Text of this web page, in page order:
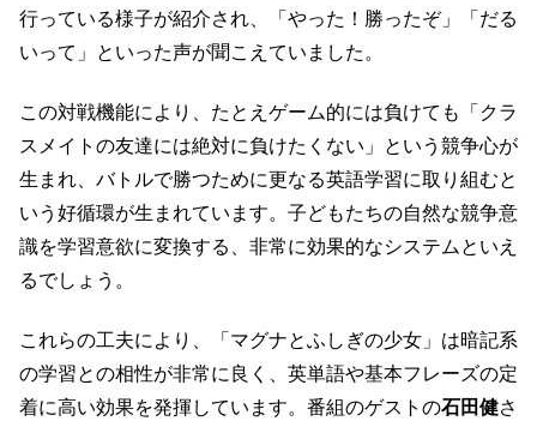
行っている様子が紹介され、「やった！勝ったぞ」「だる
いって」といった声が聞こえていました。
この対戦機能により、たとえゲーム的には負けても「クラ
スメイトの友達には絶対に負けたくない」という競争心が
生まれ、バトルで勝つために更なる英語学習に取り組むと
いう好循環が生まれています。子どもたちの自然な競争意
識を学習意欲に変換する、非常に効果的なシステムといえ
るでしょう。
これらの工夫により、「マグナとふしぎの少女」は暗記系
の学習との相性が非常に良く、英単語や基本フレーズの定
着に高い効果を発揮しています。番組のゲストの石田健さ